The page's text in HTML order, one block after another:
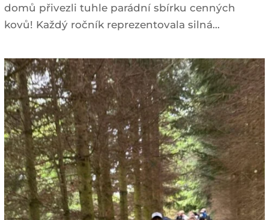
domů přivezli tuhle parádní sbírku cenných
kovů! Každý ročník reprezentovala silná...